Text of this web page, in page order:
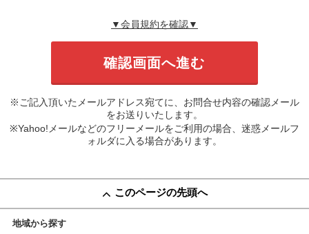
▼会員規約を確認▼
※ご記入頂いたメールアドレス宛てに、お問合せ内容の確認メール
をお送りいたします。
※Yahoo!メールなどのフリーメールをご利用の場合、迷惑メールフ
ォルダに入る場合があります。
このページの先頭へ
地域から探す